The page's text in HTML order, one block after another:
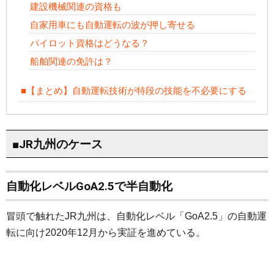
建設機械関連の資格も
自家用車にも自動運転の波が押し寄せる
パイロット資格はどうなる？
船舶関連の免許は？
■【まとめ】自動運転技術が特段の技能を不必要にする
■JR九州のケース
自動化レベルGoA2.5で半自動化
冒頭で触れたJR九州は、自動化レベル「GoA2.5」の自動運
転に向け2020年12月から実証を進めている。